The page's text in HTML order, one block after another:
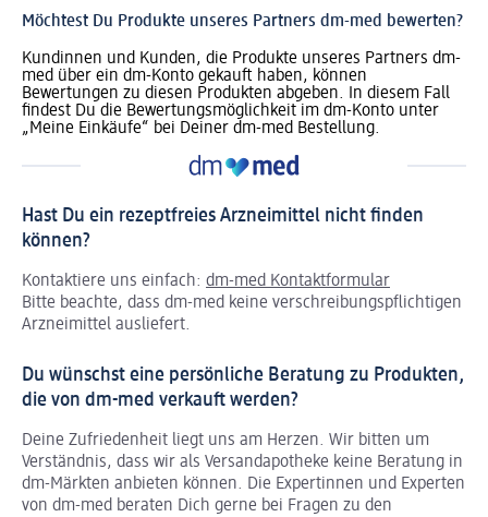
Möchtest Du Produkte unseres Partners dm-med bewerten?
Kundinnen und Kunden, die Produkte unseres Partners dm-
med über ein dm-Konto gekauft haben, können
Bewertungen zu diesen Produkten abgeben. In diesem Fall
findest Du die Bewertungsmöglichkeit im dm-Konto unter
„Meine Einkäufe“ bei Deiner dm-med Bestellung.
Hast Du ein rezeptfreies Arzneimittel nicht finden
können?
Kontaktiere uns einfach: dm-med Kontaktformular
Bitte beachte, dass dm-med keine verschreibungspflichtigen
Arzneimittel ausliefert.
Du wünschst eine persönliche Beratung zu Produkten,
die von dm-med verkauft werden?
Deine Zufriedenheit liegt uns am Herzen. Wir bitten um
Verständnis, dass wir als Versandapotheke keine Beratung in
dm-Märkten anbieten können. Die Expertinnen und Experten
von dm-med beraten Dich gerne bei Fragen zu den